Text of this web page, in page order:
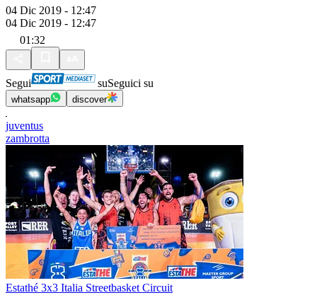
04 Dic 2019 - 12:47
04 Dic 2019 - 12:47
01:32
Segui suSeguici su
whatsapp discover
juventus
zambrotta
Estathé 3x3 Italia Streetbasket Circuit